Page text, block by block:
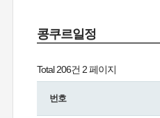
콩쿠르일정
Total 206건 2 페이지
번호